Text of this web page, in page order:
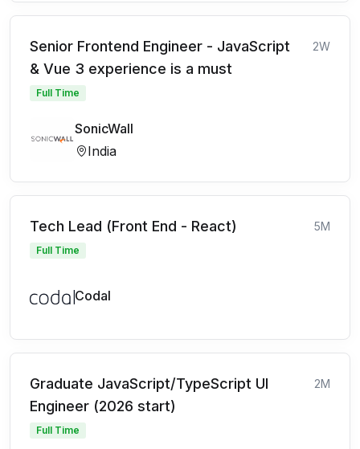
Senior Frontend Engineer - JavaScript
& Vue 3 experience is a must
2W
Full Time
SonicWall
India
Tech Lead (Front End - React) 5M
Full Time
Codal
Graduate JavaScript/TypeScript UI
Engineer (2026 start)
2M
Full Time